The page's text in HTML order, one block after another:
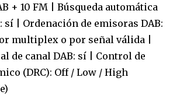
+ 10 FM | Búsqueda automática
sí | Ordenación de emisoras DAB:
multiplex o por señal válida |
de canal DAB: sí | Control de
(DRC): Off / Low / High